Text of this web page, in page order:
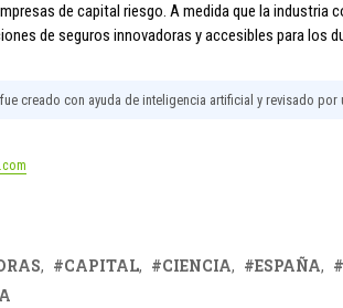
de capital riesgo. A medida que la industria
de seguros innovadoras y accesibles para los
creado con ayuda de inteligencia artificial y revisado por
CAPITAL CIENCIA ESPAÑA